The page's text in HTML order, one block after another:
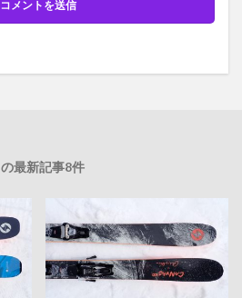
の最新記事8件